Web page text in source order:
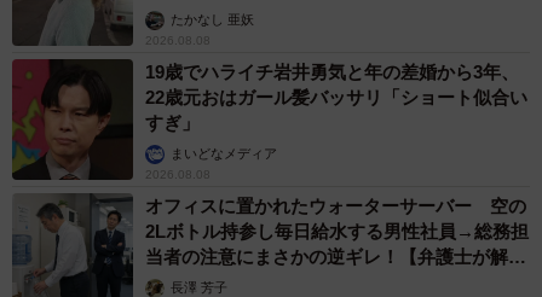
ストに取材】
たかなし 亜妖
2026.08.08
19歳でハライチ岩井勇気と年の差婚から3年、
22歳元おはガール髪バッサリ「ショート似合い
すぎ」
まいどなメディア
2026.08.08
オフィスに置かれたウォーターサーバー 空の
2Lボトル持参し毎日給水する男性社員→総務担
当者の注意にまさかの逆ギレ！【弁護士が解
説】長澤 芳子